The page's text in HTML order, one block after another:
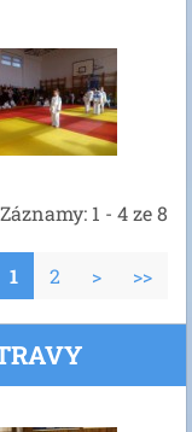
Záznamy: 1 - 4 ze 8
1 2 > >>